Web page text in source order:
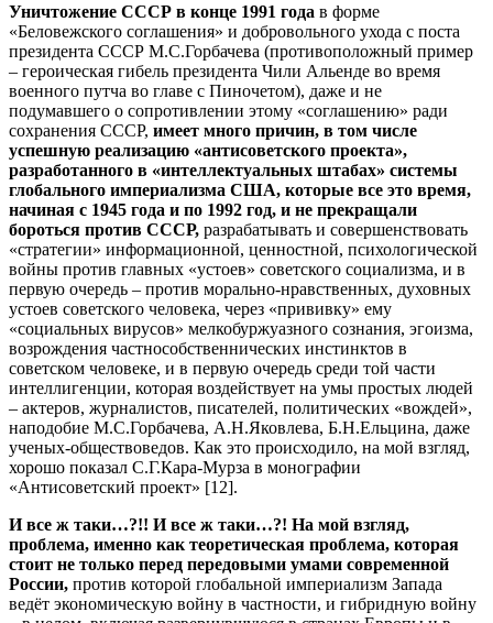
Уничтожение СССР в конце 1991 года в форме
«Беловежского соглашения» и добровольного ухода с поста
президента СССР М.С.Горбачева (противоположный пример
– героическая гибель президента Чили Альенде во время
военного путча во главе с Пиночетом), даже и не
подумавшего о сопротивлении этому «соглашению» ради
сохранения СССР, имеет много причин, в том числе
успешную реализацию «антисоветского проекта»,
разработанного в «интеллектуальных штабах» системы
глобального империализма США, которые все это время,
начиная с 1945 года и по 1992 год, и не прекращали
бороться против СССР, разрабатывать и совершенствовать
«стратегии» информационной, ценностной, психологической
войны против главных «устоев» советского социализма, и в
первую очередь – против морально-нравственных, духовных
устоев советского человека, через «прививку» ему
«социальных вирусов» мелкобуржуазного сознания, эгоизма,
возрождения частнособственнических инстинктов в
советском человеке, и в первую очередь среди той части
интеллигенции, которая воздействует на умы простых людей
– актеров, журналистов, писателей, политических «вождей»,
наподобие М.С.Горбачева, А.Н.Яковлева, Б.Н.Ельцина, даже
ученых-обществоведов. Как это происходило, на мой взгляд,
хорошо показал С.Г.Кара-Мурза в монографии
«Антисоветский проект» [12].
И все ж таки…?!! И все ж таки…?! На мой взгляд,
проблема, именно как теоретическая проблема, которая
стоит не только перед передовыми умами современной
России, против которой глобальной империализм Запада
ведёт экономическую войну в частности, и гибридную войну